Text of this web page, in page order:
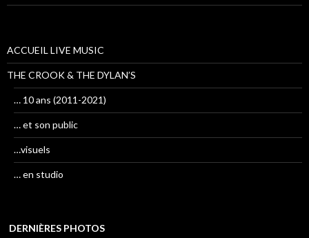
ACCUEIL LIVE MUSIC
THE CROOK & THE DYLAN’S
… 10 ans (2011-2021)
… et son public
…visuels
… en studio
DERNIÈRES PHOTOS